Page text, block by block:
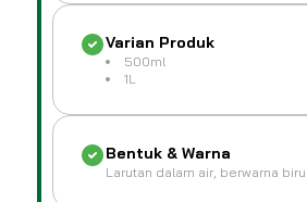
Varian Produk
500ml
1L
Bentuk & Warna
Larutan dalam air, berwarna biru